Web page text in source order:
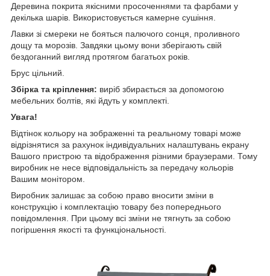
Деревина покрита якісними просоченнями та фарбами у
декілька шарів. Використовується камерне сушіння.
Лавки зі смереки не бояться палючого сонця, проливного
дощу та морозів. Завдяки цьому вони зберігають свій
бездоганний вигляд протягом багатьох років.
Брус цільний.
Збірка та кріплення: виріб збирається за допомогою
мебельних болтів, які йдуть у комплекті.
Увага!
Відтінок кольору на зображенні та реальному товарі може
відрізнятися за рахунок індивідуальних налаштувань екрану
Вашого пристрою та відображення різними браузерами. Тому
виробник не несе відповідальність за передачу кольорів
Вашим монітором.
Виробник залишає за собою право вносити зміни в
конструкцію і комплектацію товару без попереднього
повідомлення. При цьому всі зміни не тягнуть за собою
погіршення якості та функціональності.